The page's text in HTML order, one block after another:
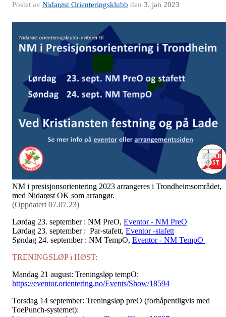
Postet av Nidarøst Orienteringsklubb den 3. jan 2023
NM i presisjonsorientering 2023 arrangeres i Trondheimsområdet,
med Nidarøst OK som arrangør.
(Oppdatert 07.07.23)
Lørdag 23. september : NM PreO, Eventor - NM PreO
Lørdag 23. september : Par-stafett, Eventor -stafett
Søndag 24. september : NM TempO, Eventor - NM TempO
TRENINGSLØP i HØST:
Mandag 21 august: Treningsløp tempO:
https://eventor.orientering.no/Events/Show/18594
Torsdag 14 september: Treningsløp preO (forhåpentligvis med
ToePunch-systemet):